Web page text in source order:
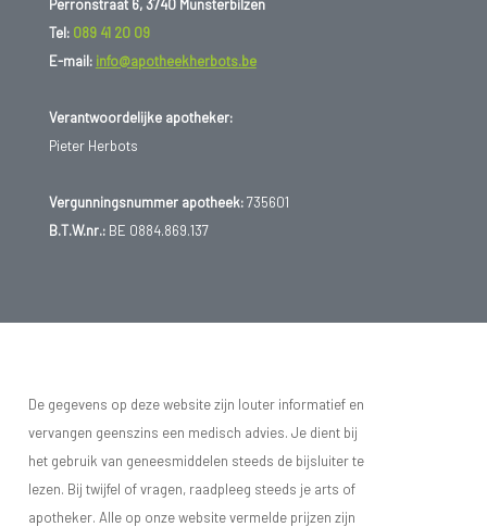
Perronstraat 6, 3740 Munsterbilzen
Tel: 089 41 20 09
E-mail: info@apotheekherbots.be
Verantwoordelijke apotheker:
Pieter Herbots
Vergunningsnummer apotheek:735601
B.T.W.nr.:BE 0884.869.137
De gegevens op deze website zijn louter informatief en
vervangen geenszins een medisch advies. Je dient bij
het gebruik van geneesmiddelen steeds de bijsluiter te
lezen. Bij twijfel of vragen, raadpleeg steeds je arts of
apotheker. Alle op onze website vermelde prijzen zijn